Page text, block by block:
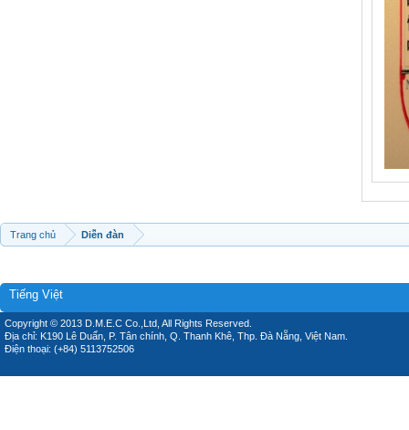
Trang chủ Diễn đàn
Tiếng Việt
Copyright © 2013 D.M.E.C Co.,Ltd, All Rights Reserved.
Địa chỉ: K190 Lê Duẩn, P. Tân chính, Q. Thanh Khê, Thp. Đà Nẵng, Việt Nam.
Điện thoại: (+84) 5113752506